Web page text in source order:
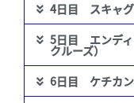
4日目 スキャ
5日目 エンディ
クルーズ）
6日目 ケチカン